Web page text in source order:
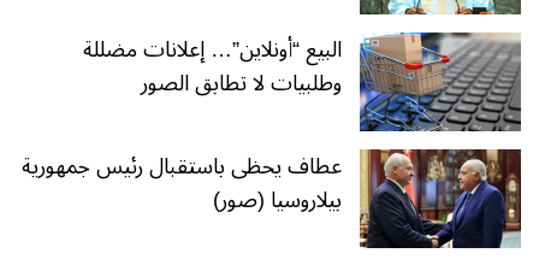
البيع “أونلاين”… إعلانات مضللة
وطلبيات لا تطابق الصور
عطاف يحظى باستقبال رئيس جمهورية
بيلاروسيا (صور)